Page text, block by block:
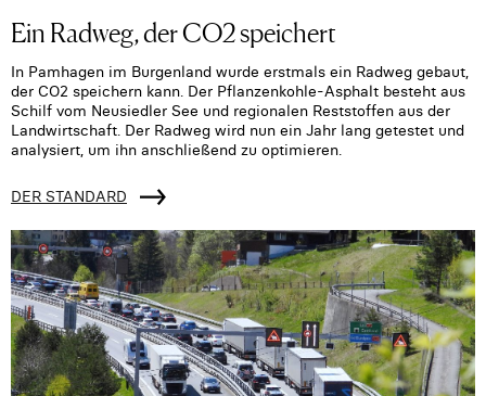
Ein Radweg, der CO2 speichert
In Pamhagen im Burgenland wurde erstmals ein Radweg gebaut,
der CO2 speichern kann. Der Pflanzenkohle-Asphalt besteht aus
Schilf vom Neusiedler See und regionalen Reststoffen aus der
Landwirtschaft. Der Radweg wird nun ein Jahr lang getestet und
analysiert, um ihn anschließend zu optimieren.
DER STANDARD